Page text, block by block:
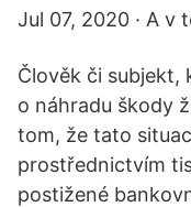
Jul 07, 2020 · A
Člověk či subjekt,
o náhradu škody
tom, že tato
prostřednictvím
postižené